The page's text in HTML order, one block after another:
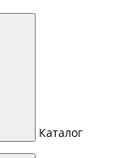
Каталог